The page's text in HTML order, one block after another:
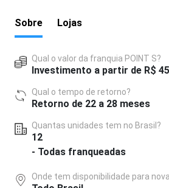
Sobre Lojas
Qual o valor da franquia POINT S?
Investimento a partir de R$
Qual o tempo de retorno?
Retorno de 22 a 28 meses
Quantas unidades tem no Brasil?
12
- Todas franqueadas
Onde tem disponibilidade para